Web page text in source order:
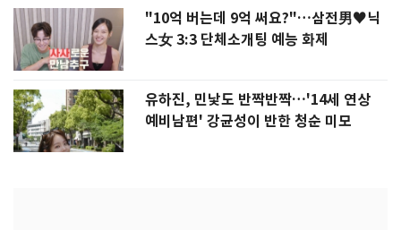
"10억 버는데 9억 써요?"…삼전男♥닉
스女 3:3 단체소개팅 예능 화제
유하진, 민낯도 반짝반짝…'14세 연상
예비남편' 강균성이 반한 청순 미모